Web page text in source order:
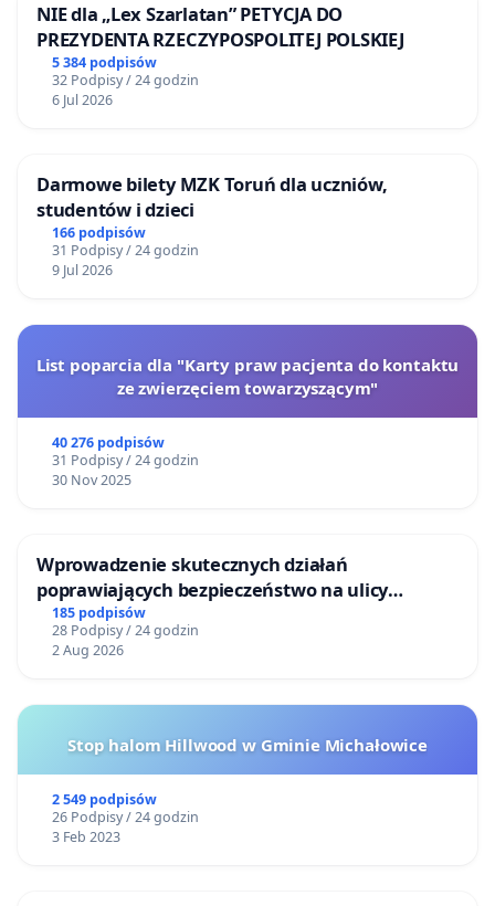
NIE dla „Lex Szarlatan” PETYCJA DO
PREZYDENTA RZECZYPOSPOLITEJ POLSKIEJ
5 384 podpisów
32 Podpisy / 24 godzin
6 Jul 2026
Darmowe bilety MZK Toruń dla uczniów,
studentów i dzieci
166 podpisów
31 Podpisy / 24 godzin
9 Jul 2026
List poparcia dla "Karty praw pacjenta do kontaktu
ze zwierzęciem towarzyszącym"
40 276 podpisów
31 Podpisy / 24 godzin
30 Nov 2025
Wprowadzenie skutecznych działań
poprawiających bezpieczeństwo na ulicy
Żeromskiego w Otwocku
185 podpisów
28 Podpisy / 24 godzin
2 Aug 2026
Stop halom Hillwood w Gminie Michałowice
2 549 podpisów
26 Podpisy / 24 godzin
3 Feb 2023